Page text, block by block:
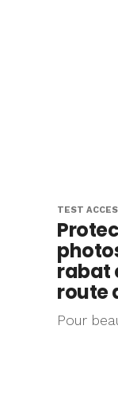
TEST
rabat
route
Pour